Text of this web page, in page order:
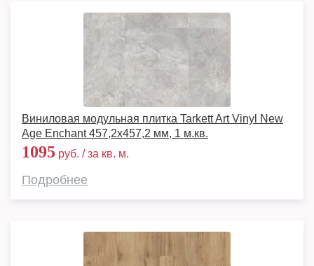
Виниловая модульная плитка Tarkett Art Vinyl New
Age Enchant 457,2x457,2 мм, 1 м.кв.
1095 руб. / за кв. м.
Подробнее